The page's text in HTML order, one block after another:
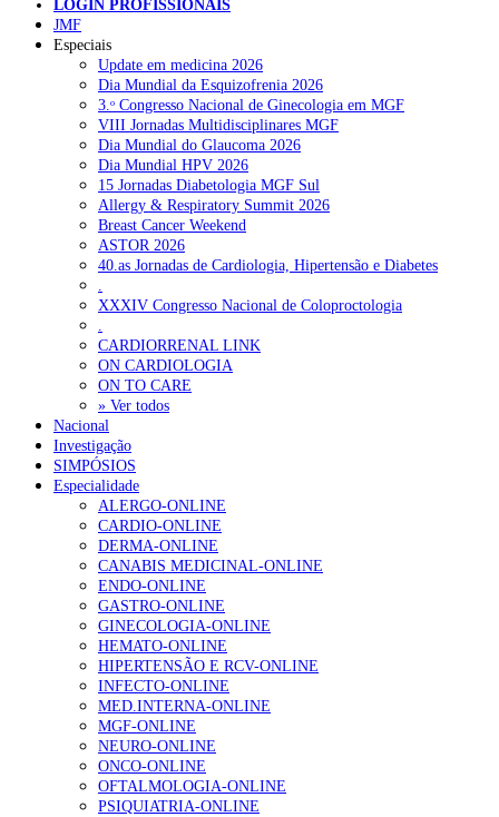
NOTÍCIAS RECENTES
Quase 11.900 jovens recorreram aos cheques psicólogo e
nutricionista no primeiro mês 7 de Agosto, 2026
ULS de Coimbra estreia cirurgia endoscópica do ouvido com
apoio robótico em Portugal 7 de Agosto, 2026
Enfermeiros exigem esclarecimentos sobre eventual gestão
privada da ULS do Algarve
Ordem dos Médicos alerta para riscos no novo sistema de acesso
a consultas e cirurgias 7 de Agosto, 2026
Portugal está a formar os médicos de que precisa?
2026
NOTÍCIAS MAIS LIDAS
Enfermagem Forense. “Da urgência ao tribunal, cada
gesto conta e cada profissional faz a diferença”
203 visualizações
1.º Episódio do Podcast “Frequência Cardio – Sintoniza-
te na Insuficiência Cardíaca” da Bayer
169 visualizações
Alguns milhares de utentes podem ficar sem médico de
família com nova regras do registo, alerta associação
132 visualizações
LOGIN PROFISSIONAIS
JMF
Especiais
Update em medicina 2026
Dia Mundial da Esquizofrenia 2026
3.ᵒ Congresso Nacional de Ginecologia em MGF
VIII Jornadas Multidisciplinares MGF
Dia Mundial do Glaucoma 2026
Dia Mundial HPV 2026
15 Jornadas Diabetologia MGF Sul
Allergy & Respiratory Summit 2026
Breast Cancer Weekend
ASTOR 2026
40.as Jornadas de Cardiologia, Hipertensão e Diabetes
.
XXXIV Congresso Nacional de Coloproctologia
.
CARDIORRENAL LINK
ON CARDIOLOGIA
ON TO CARE
» Ver todos
Nacional
Investigação
SIMPÓSIOS
Especialidade
ALERGO-ONLINE
CARDIO-ONLINE
DERMA-ONLINE
CANABIS MEDICINAL-ONLINE
ENDO-ONLINE
GASTRO-ONLINE
GINECOLOGIA-ONLINE
HEMATO-ONLINE
HIPERTENSÃO E RCV-ONLINE
INFECTO-ONLINE
MED.INTERNA-ONLINE
MGF-ONLINE
NEURO-ONLINE
ONCO-ONLINE
OFTALMOLOGIA-ONLINE
PSIQUIATRIA-ONLINE